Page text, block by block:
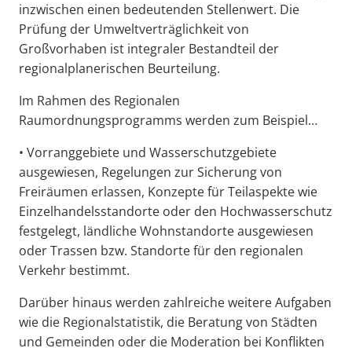
inzwischen einen bedeutenden Stellenwert. Die
Prüfung der Umweltverträglichkeit von
Großvorhaben ist integraler Bestandteil der
regionalplanerischen Beurteilung.
Im Rahmen des Regionalen
Raumordnungsprogramms werden zum Beispiel…
• Vorranggebiete und Wasserschutzgebiete
ausgewiesen, Regelungen zur Sicherung von
Freiräumen erlassen, Konzepte für Teilaspekte wie
Einzelhandelsstandorte oder den Hochwasserschutz
festgelegt, ländliche Wohnstandorte ausgewiesen
oder Trassen bzw. Standorte für den regionalen
Verkehr bestimmt.
Darüber hinaus werden zahlreiche weitere Aufgaben
wie die Regionalstatistik, die Beratung von Städten
und Gemeinden oder die Moderation bei Konflikten